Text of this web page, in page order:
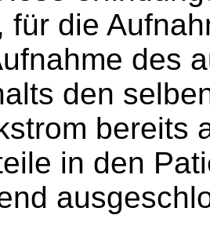
für die
des
den
bereits
in den